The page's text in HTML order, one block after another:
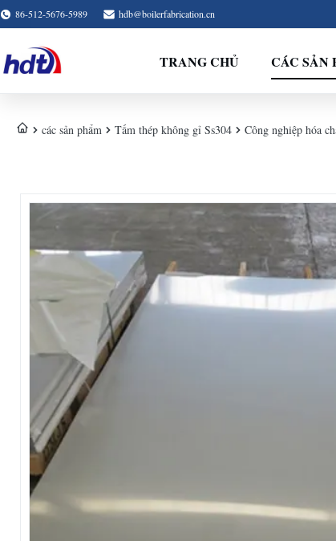
86-512-5676-5989 hdb@boilerfabrication.cn
TRANG CHỦ CÁC SẢN
các sản phẩm Tấm thép không gỉ Ss304 Công nghiệp hóa